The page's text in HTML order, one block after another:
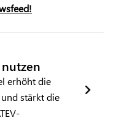
erhöht die
stärkt die